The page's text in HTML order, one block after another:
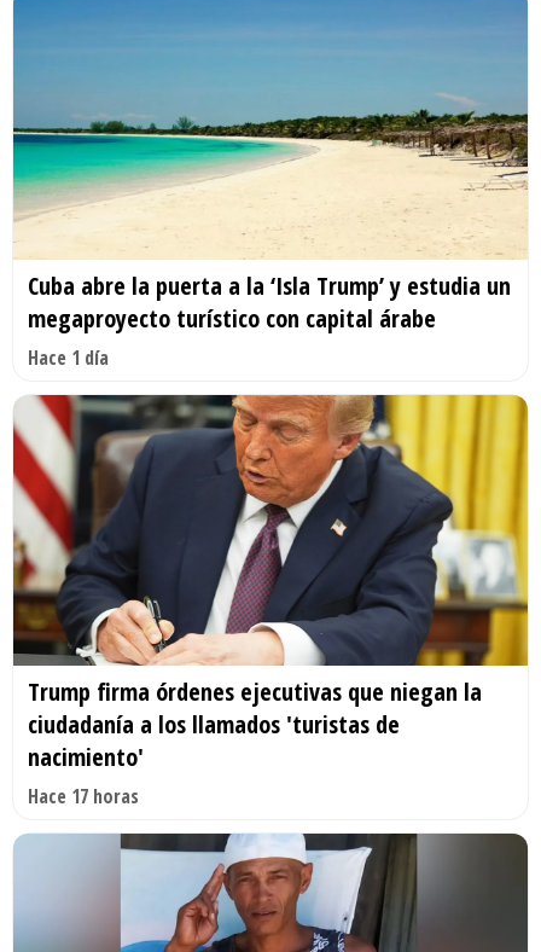
Cuba abre la puerta a la ‘Isla Trump’ y estudia un
megaproyecto turístico con capital árabe
Hace 1 día
Trump firma órdenes ejecutivas que niegan la
ciudadanía a los llamados 'turistas de
nacimiento'
Hace 17 horas